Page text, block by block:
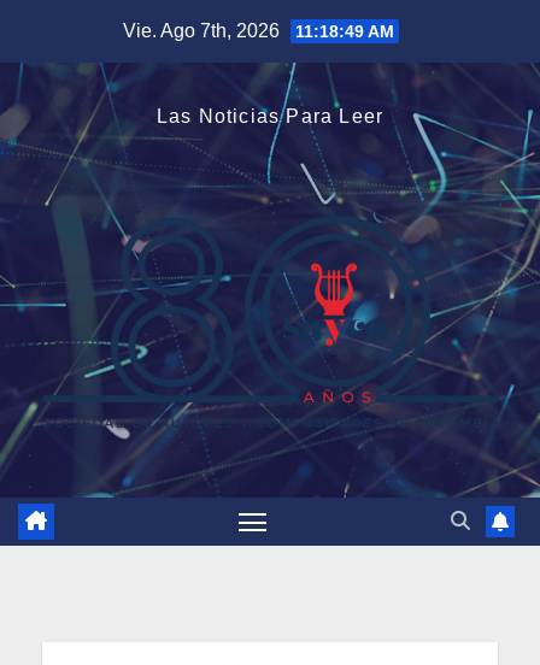
contenido
Vie. Ago 7th, 2026 11:18:50 AM
Las Noticias Para Leer